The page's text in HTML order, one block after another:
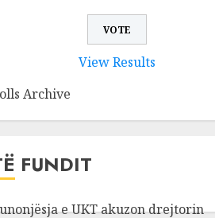
View Results
Archive
FUNDIT
e UKT akuzon drejtorin